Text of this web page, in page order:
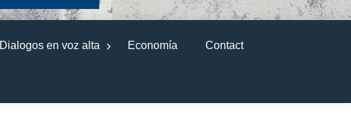
Dialogos en voz alta Economía Contact